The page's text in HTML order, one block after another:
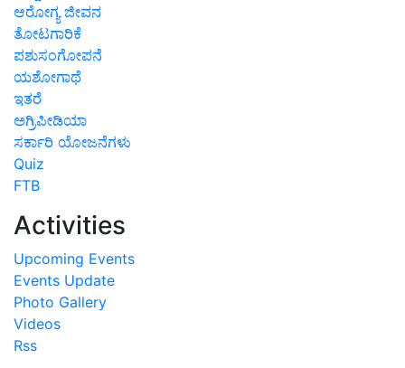
ಆರೋಗ್ಯ ಜೀವನ
ತೋಟಗಾರಿಕೆ
ಪಶುಸಂಗೋಪನೆ
ಯಶೋಗಾಥೆ
ಇತರೆ
ಅಗ್ರಿಪೀಡಿಯಾ
ಸರ್ಕಾರಿ ಯೋಜನೆಗಳು
Quiz
FTB
Activities
Upcoming Events
Events Update
Photo Gallery
Videos
Rss